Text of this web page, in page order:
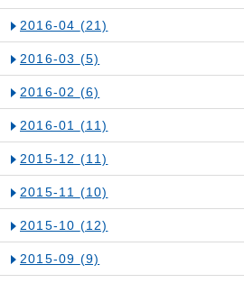
2016-04 (21)
2016-03 (5)
2016-02 (6)
2016-01 (11)
2015-12 (11)
2015-11 (10)
2015-10 (12)
2015-09 (9)